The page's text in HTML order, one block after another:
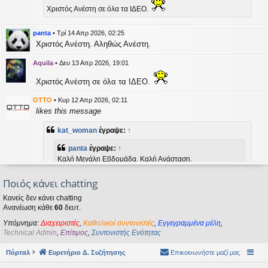
Χριστός Ανέστη σε όλα τα ΙΔΕΟ.
panta • Τρί 14 Απρ 2026, 02:25
Χριστός Ανέστη. Αληθώς Ανέστη.
Aquila • Δευ 13 Απρ 2026, 19:01
Χριστός Ανέστη σε όλα τα ΙΔΕΟ.
OTTO • Κυρ 12 Απρ 2026, 02:11
likes this message
kat_woman έγραψε: ↑
panta έγραψε: ↑
Καλή Μεγάλη Εβδομάδα. Καλή Ανάσταση.
Καλή Ανάσταση σε όλους!
kat_woman•Τετ 08 Απρ 2026, 14:21
pantaέγραψε:↑
Καλή Μεγάλη Εβδομάδα. Καλή Ανάσταση.
Καλή Ανάσταση σε όλους!
Ποιός κάνει chatting
Κανείς δεν κάνει chatting
Ανανέωση κάθε 60 δευτ.
Υπόμνημα: Διαχειριστές Καθολικοί συντονιστές Εγγεγραμμένα μέλη
Technical Admin Επίτιμος Συντονιστής Ενότητας
Πόρταλ Ευρετήριο Δ. Συζήτησης Επικοινωνήστε μαζί μας